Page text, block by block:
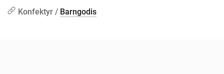
Konfektyr / Barngodis